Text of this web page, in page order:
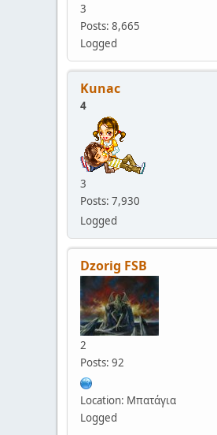
3
Posts: 8,665
Logged
Kunac
4
3
Posts: 7,930
Logged
Dzorig FSB
2
Posts: 92
Location: Μπατάγια
Logged